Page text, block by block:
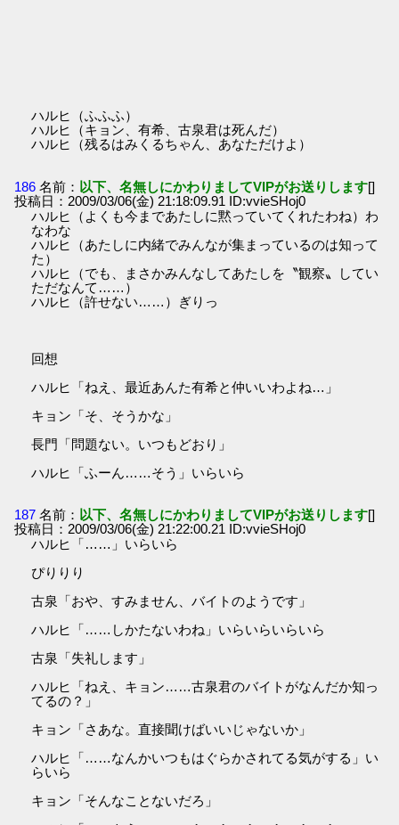
ハルヒ（ふふふ）
ハルヒ（キョン、有希、古泉君は死んだ）
ハルヒ（残るはみくるちゃん、あなただけよ）
186 名前： 以下、名無しにかわりましてVIPがお送りします[]
投稿日：2009/03/06(金) 21:18:09.91 ID:vvieSHoj0
ハルヒ（よくも今まであたしに黙っていてくれたわね）わ
なわな
ハルヒ（あたしに内緒でみんなが集まっているのは知って
た）
ハルヒ（でも、まさかみんなしてあたしを〝観察〟してい
ただなんて……）
ハルヒ（許せない……）ぎりっ
回想
ハルヒ「ねえ、最近あんた有希と仲いいわよね…」
キョン「そ、そうかな」
長門「問題ない。いつもどおり」
ハルヒ「ふーん……そう」いらいら
187 名前： 以下、名無しにかわりましてVIPがお送りします[]
投稿日：2009/03/06(金) 21:22:00.21 ID:vvieSHoj0
ハルヒ「……」いらいら
ぴりりり
古泉「おや、すみません、バイトのようです」
ハルヒ「……しかたないわね」いらいらいらいら
古泉「失礼します」
ハルヒ「ねえ、キョン……古泉君のバイトがなんだか知っ
てるの？」
キョン「さあな。直接聞けばいいじゃないか」
ハルヒ「……なんかいつもはぐらかされてる気がする」い
らいら
キョン「そんなことないだろ」